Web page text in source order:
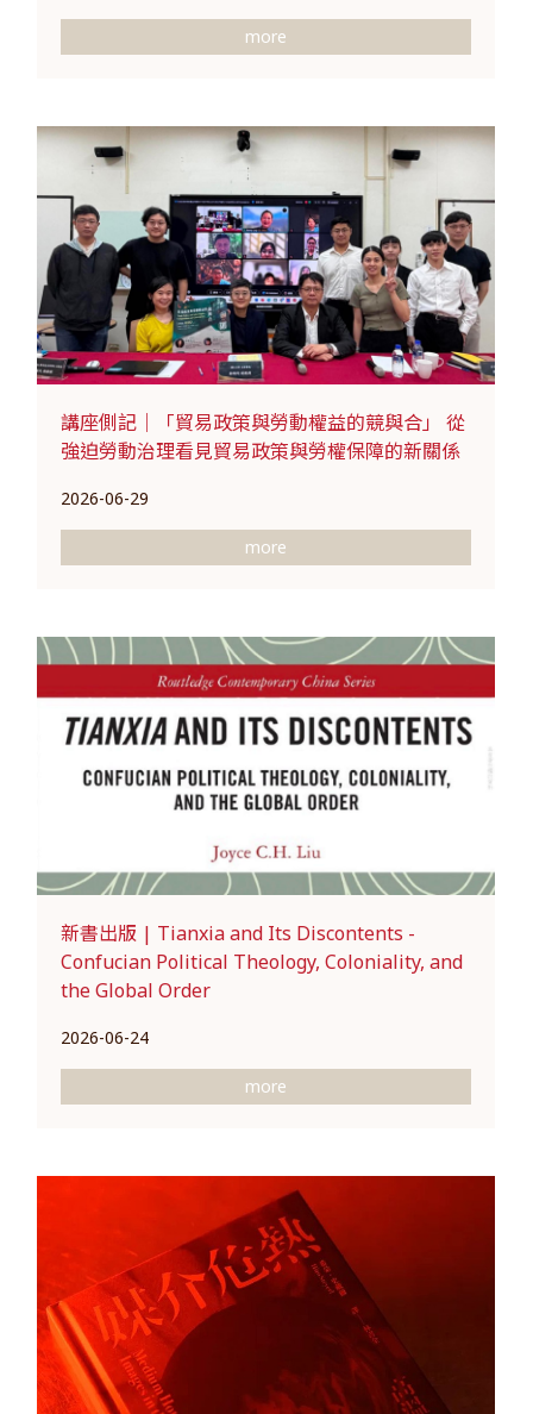
more
講座側記｜「貿易政策與勞動權益的競與合」 從
強迫勞動治理看見貿易政策與勞權保障的新關係
2026-06-29
more
新書出版 | Tianxia and Its Discontents -
Confucian Political Theology, Coloniality, and
the Global Order
2026-06-24
more